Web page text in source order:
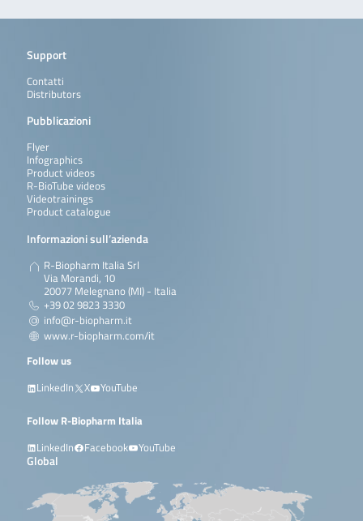
Support
Contatti
Distributors
Pubblicazioni
Flyer
Infographics
Product videos
R-BioTube videos
Videotrainings
Product catalogue
Informazioni sull’azienda
R-Biopharm Italia Srl
Via Morandi, 10
20077 Melegnano (MI) - Italia
+39 02 9823 3330
info@r-biopharm.it
www.r-biopharm.com/it
Follow us
LinkedIn
X YouTube
Follow R-Biopharm Italia
LinkedIn
Facebook YouTube
Global